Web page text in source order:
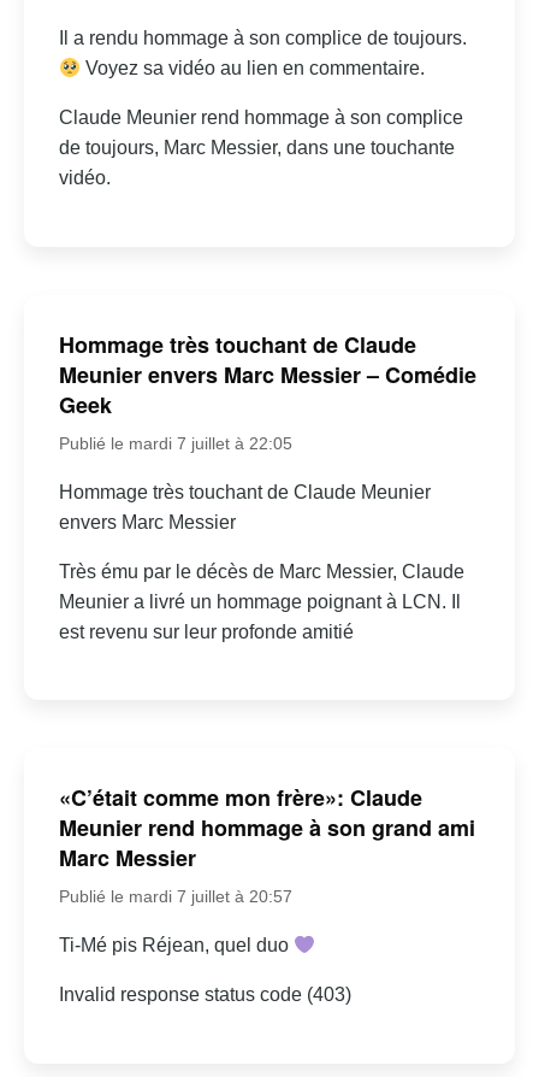
Il a rendu hommage à son complice de toujours.
Voyez sa vidéo au lien en commentaire.
Claude Meunier rend hommage à son complice
de toujours, Marc Messier, dans une touchante
vidéo.
Hommage très touchant de Claude
Meunier envers Marc Messier – Comédie
Geek
Publié le mardi 7 juillet à 22:05
Hommage très touchant de Claude Meunier
envers Marc Messier
Très ému par le décès de Marc Messier, Claude
Meunier a livré un hommage poignant à LCN. Il
est revenu sur leur profonde amitié
«C’était comme mon frère»: Claude
Meunier rend hommage à son grand ami
Marc Messier
Publié le mardi 7 juillet à 20:57
Ti-Mé pis Réjean, quel duo
Invalid response status code (403)